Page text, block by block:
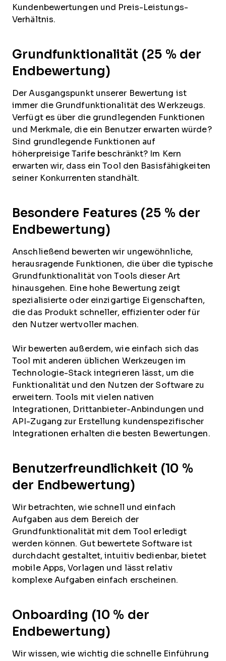
Kundenbewertungen und Preis-Leistungs-
Verhältnis.
Grundfunktionalität (25 % der
Endbewertung)
Der Ausgangspunkt unserer Bewertung ist
immer die Grundfunktionalität des Werkzeugs.
Verfügt es über die grundlegenden Funktionen
und Merkmale, die ein Benutzer erwarten würde?
Sind grundlegende Funktionen auf
höherpreisige Tarife beschränkt? Im Kern
erwarten wir, dass ein Tool den Basisfähigkeiten
seiner Konkurrenten standhält.
Besondere Features (25 % der
Endbewertung)
Anschließend bewerten wir ungewöhnliche,
herausragende Funktionen, die über die typische
Grundfunktionalität von Tools dieser Art
hinausgehen. Eine hohe Bewertung zeigt
spezialisierte oder einzigartige Eigenschaften,
die das Produkt schneller, effizienter oder für
den Nutzer wertvoller machen.
Wir bewerten außerdem, wie einfach sich das
Tool mit anderen üblichen Werkzeugen im
Technologie-Stack integrieren lässt, um die
Funktionalität und den Nutzen der Software zu
erweitern. Tools mit vielen nativen
Integrationen, Drittanbieter-Anbindungen und
API-Zugang zur Erstellung kundenspezifischer
Integrationen erhalten die besten Bewertungen.
Benutzerfreundlichkeit (10 %
der Endbewertung)
Wir betrachten, wie schnell und einfach
Aufgaben aus dem Bereich der
Grundfunktionalität mit dem Tool erledigt
werden können. Gut bewertete Software ist
durchdacht gestaltet, intuitiv bedienbar, bietet
mobile Apps, Vorlagen und lässt relativ
komplexe Aufgaben einfach erscheinen.
Onboarding (10 % der
Endbewertung)
Wir wissen, wie wichtig die schnelle Einführung